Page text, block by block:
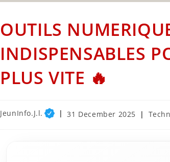
OUTILS
INDISPENSABLES
PLUS VITE 🔥
Post
JeunInfo.J.l.
Post
31 December 2025
Post